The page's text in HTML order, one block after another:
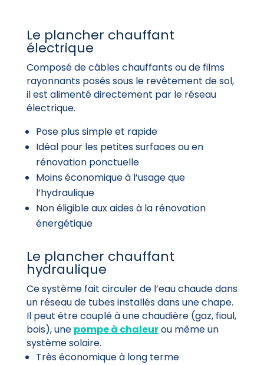
Le plancher chauffant
électrique
Composé de câbles chauffants ou de films
rayonnants posés sous le revêtement de sol,
il est alimenté directement par le réseau
électrique.
Pose plus simple et rapide
Idéal pour les petites surfaces ou en
rénovation ponctuelle
Moins économique à l’usage que
l’hydraulique
Non éligible aux aides à la rénovation
énergétique
Le plancher chauffant
hydraulique
Ce système fait circuler de l’eau chaude dans
un réseau de tubes installés dans une chape.
Il peut être couplé à une chaudière (gaz, fioul,
bois), une pompe à chaleurou même un
système solaire.
Très économique à long terme